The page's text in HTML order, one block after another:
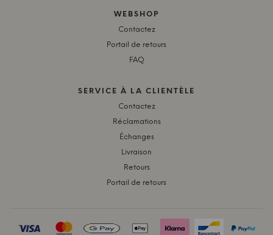
WEBSHOP
Contactez
Portail de retours
FAQ
SERVICE À LA CLIENTÈLE
Contactez
Réclamations
Échanges
Livraison
Retours
Portail de retours